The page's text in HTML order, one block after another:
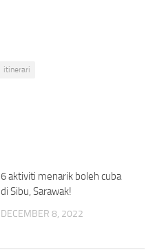
itinerari
6 aktiviti menarik boleh cuba
di Sibu, Sarawak!
DECEMBER 8, 2022